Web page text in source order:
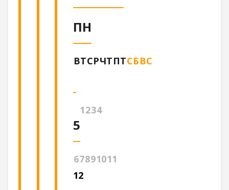
ПН
ВТСРЧТПТСБВС
1234
5
67891011
12